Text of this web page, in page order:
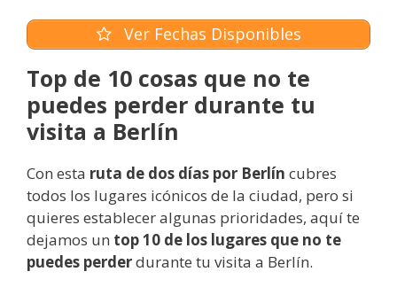
Ver Fechas Disponibles
Top de 10 cosas que no te
puedes perder durante tu
visita a Berlín
Con esta ruta de dos días por Berlín cubres
todos los lugares icónicos de la ciudad, pero si
quieres establecer algunas prioridades, aquí te
dejamos un top 10 de los lugares que no te
puedes perderdurante tu visita a Berlín.